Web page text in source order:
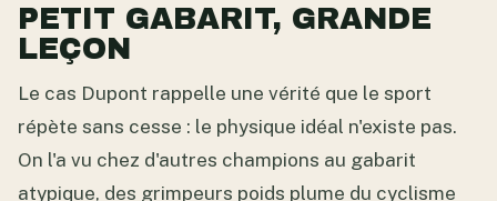
PETIT GABARIT, GRANDE
LEÇON
Le cas Dupont rappelle une vérité que le sport
répète sans cesse : le physique idéal n'existe pas.
On l'a vu chez d'autres champions au gabarit
atypique, des grimpeurs poids plume du cyclisme